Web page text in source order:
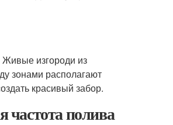
изгороди из
зонами располагают
красивый забор.
частота полива